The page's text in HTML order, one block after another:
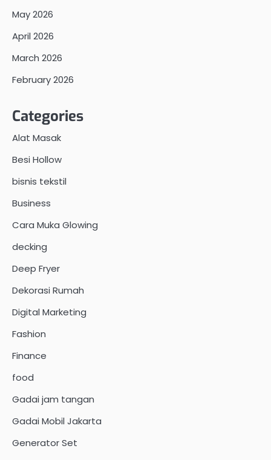
May 2026
April 2026
March 2026
February 2026
Categories
Alat Masak
Besi Hollow
bisnis tekstil
Business
Cara Muka Glowing
decking
Deep Fryer
Dekorasi Rumah
Digital Marketing
Fashion
Finance
food
Gadai jam tangan
Gadai Mobil Jakarta
Generator Set